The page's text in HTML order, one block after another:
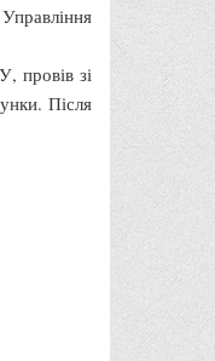
провів зі
Після